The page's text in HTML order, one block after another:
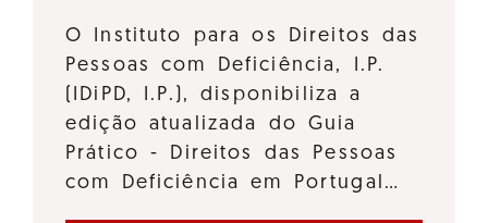
O Instituto para os Direitos das
Pessoas com Deficiência, I.P.
(IDiPD, I.P.), disponibiliza a
edição atualizada do Guia
Prático - Direitos das Pessoas
com Deficiência em Portugal…